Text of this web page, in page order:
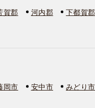
賀郡 河内郡 下都賀郡
岡市 安中市 みどり市